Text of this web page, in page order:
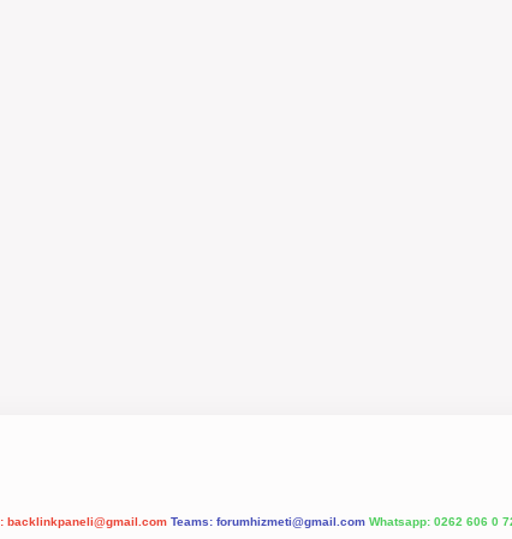
backlinkpaneli@gmail.com Teams: forumhizmeti@gmail.com Whatsapp: 0262 606 0